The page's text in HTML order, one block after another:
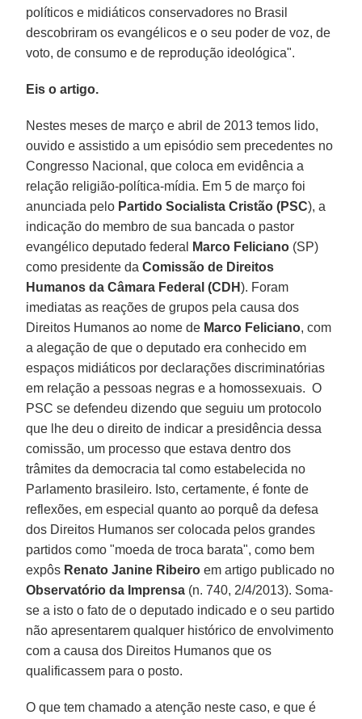
políticos e midiáticos conservadores no Brasil
descobriram os evangélicos e o seu poder de voz, de
voto, de consumo e de reprodução ideológica".
Eis o artigo.
Nestes meses de março e abril de 2013 temos lido,
ouvido e assistido a um episódio sem precedentes no
Congresso Nacional, que coloca em evidência a
relação religião-política-mídia. Em 5 de março foi
anunciada pelo Partido Socialista Cristão (PSC), a
indicação do membro de sua bancada o pastor
evangélico deputado federal
Marco Feliciano (SP)
como presidente daComissão de Direitos
Humanos da Câmara Federal (CDH). Foram
imediatas as reações de grupos pela causa dos
Direitos Humanos ao nome de Marco Feliciano, com
a alegação de que o deputado era conhecido em
espaços midiáticos por declarações discriminatórias
em relação a pessoas negras e a homossexuais. O
PSC se defendeu dizendo que seguiu um protocolo
que lhe deu o direito de indicar a presidência dessa
comissão, um processo que estava dentro dos
trâmites da democracia tal como estabelecida no
Parlamento brasileiro. Isto, certamente, é fonte de
reflexões, em especial quanto ao porquê da defesa
dos Direitos Humanos ser colocada pelos grandes
partidos como "moeda de troca barata", como bem
expôs Renato Janine Ribeiro em artigo publicado no
Observatório da Imprensa (n. 740, 2/4/2013). Soma-
se a isto o fato de o deputado indicado e o seu partido
não apresentarem qualquer histórico de envolvimento
com a causa dos Direitos Humanos que os
qualificassem para o posto.
O que tem chamado a atenção neste caso, e que é